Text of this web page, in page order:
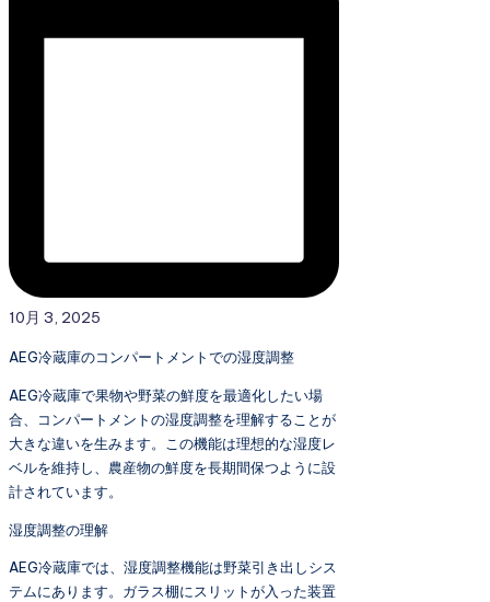
10月 3, 2025
AEG冷蔵庫のコンパートメントでの湿度調整
AEG冷蔵庫で果物や野菜の鮮度を最適化したい場
合、コンパートメントの湿度調整を理解することが
大きな違いを生みます。この機能は理想的な湿度レ
ベルを維持し、農産物の鮮度を長期間保つように設
計されています。
湿度調整の理解
AEG冷蔵庫では、湿度調整機能は野菜引き出しシス
テムにあります。ガラス棚にスリットが入った装置